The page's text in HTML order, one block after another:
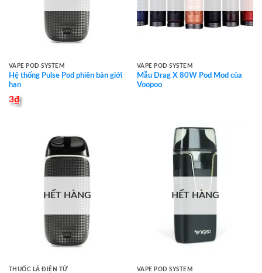
VAPE POD SYSTEM
Hệ thống Pulse Pod phiên bản giới
hạn
3₫
VAPE POD SYSTEM
Mẫu Drag X 80W Pod Mod của
Voopoo
HẾT HÀNG
THUỐC LÁ ĐIỆN TỬ
HẾT HÀNG
VAPE POD SYSTEM